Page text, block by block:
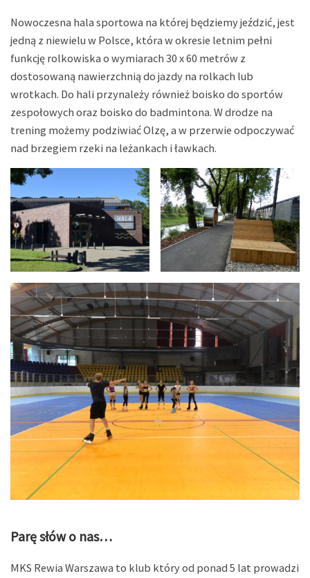
Nowoczesna hala sportowa na której będziemy jeździć, jest
jedną z niewielu w Polsce, która w okresie letnim pełni
funkcję rolkowiska o wymiarach 30 x 60 metrów z
dostosowaną nawierzchnią do jazdy na rolkach lub
wrotkach. Do hali przynależy również boisko do sportów
zespołowych oraz boisko do badmintona. W drodze na
trening możemy podziwiać Olzę, a w przerwie odpoczywać
nad brzegiem rzeki na leżankach i ławkach.
Parę słów o nas…
MKS Rewia Warszawa to klub który od ponad 5 lat prowadzi